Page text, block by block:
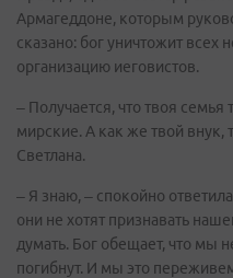
Армагеддоне, которым
сказано: бог уничтожит всех
организацию иеговистов.
– Получается, что твоя семья
мирские. А как же твой
Светлана.
– Я знаю, – спокойно
они не хотят признавать
думать. Бог обещает, что мы
погибнут. И мы это